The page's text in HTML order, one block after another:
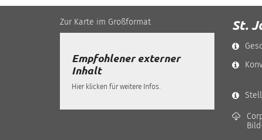
Zur Karte im Großformat
Empfohlener externer
Inhalt
Hier klicken für weitere Infos.
St.